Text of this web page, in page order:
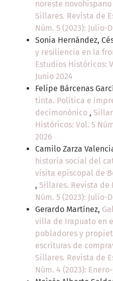
noreste
Sillares. Revista de
Núm. 5 (2023): Julio-
Sonia Hernández,
y resiliencia en la
Estudios Históricos:
Junio 2024
Felipe Bárcenas
tinta. Política e
decimonónico ,
Históricos: Vol. 5
2026
Camilo Zarza
historia social del
visita episcopal de
, Sillares. Revista de
Núm. 5 (2023): Julio-
Gerardo Martínez,
villa de Irapuato en
pobladores y
escrituras de
Sillares. Revista de
Núm. 4 (2023):